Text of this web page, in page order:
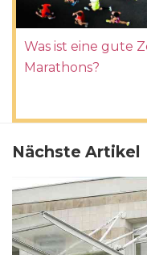
Was ist eine gute
Marathons?
Nächste Artikel